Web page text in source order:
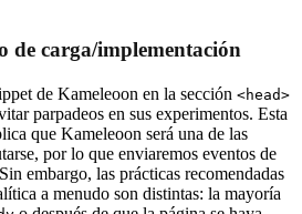
de carga/implementación
de Kameleoon en la sección <head>
parpadeos en sus experimentos. Esta
que Kameleoon será una de las
por lo que enviaremos eventos de
embargo, las prácticas recomendadas
a menudo son distintas: la mayoría